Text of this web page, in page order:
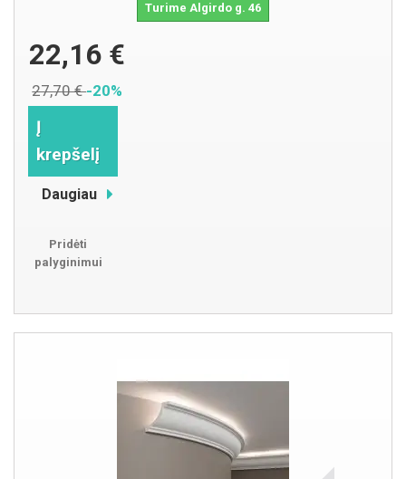
Turime Algirdo g. 46
22,16 €
27,70 €-20%
Į
krepšelį
Daugiau
Pridėti
palyginimui